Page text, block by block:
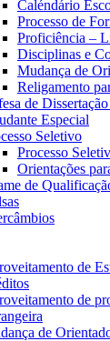
Caléndário
Processo de
Proficiência –
Disciplinas e
Mudança de
Religamento
de
Especial
Seletivo
Processo
Orientações
de
de
de
de